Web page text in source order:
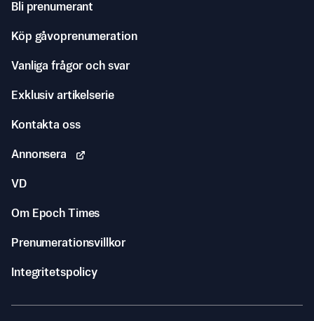
Bli prenumerant
Köp gåvoprenumeration
Vanliga frågor och svar
Exklusiv artikelserie
Kontakta oss
Annonsera
VD
Om Epoch Times
Prenumerationsvillkor
Integritetspolicy